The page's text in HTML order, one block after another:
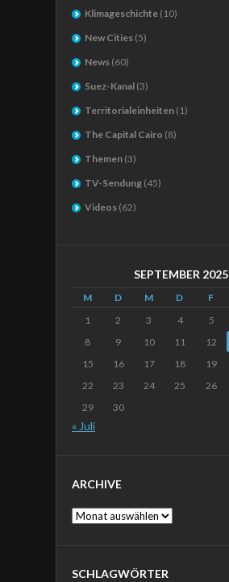
Klimageschichte (10)
New Cities (5)
News (60)
Suez-Kanal (3)
Territorialeinheiten (1)
The Capital Cairo (8)
Themen (3)
TV-Sendung (45)
Videos (62)
SEPTEMBER 2025
M D M D F
1
2 3 4 5
8
9 10 11 12
15
16 17 18 19
22
23 24 25 26
29
30
« Juli
ARCHIVE
Archive
SCHLAGWÖRTER